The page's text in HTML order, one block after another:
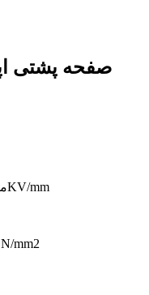
مقاومت الکتریکی لایه عمودی: ≥10.2KV/mm
مقاومت خمشی لایه عمودی：≥420N/mm2